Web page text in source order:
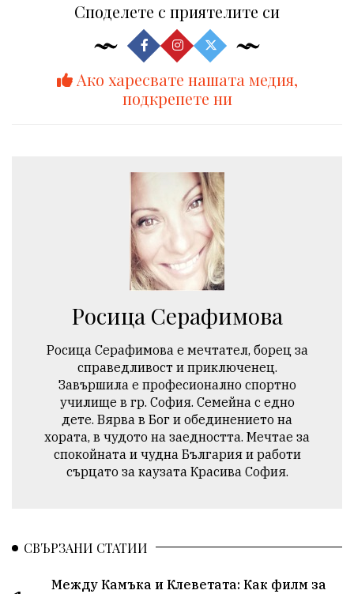
Споделете с приятелите си
Ако харесвате нашата медия,
подкрепете ни
Росица Серафимова
Росица Серафимова e мечтател, борец за
справедливост и приключенец.
Завършила е професионално спортно
училище в гр. София. Семейна с едно
дете. Вярва в Бог и обединението на
хората, в чудото на заедността. Мечтае за
спокойната и чудна България и работи
сърцато за каузата Красива София.
СВЪРЗАНИ СТАТИИ
Между Камъка и Клеветата: Как филм за